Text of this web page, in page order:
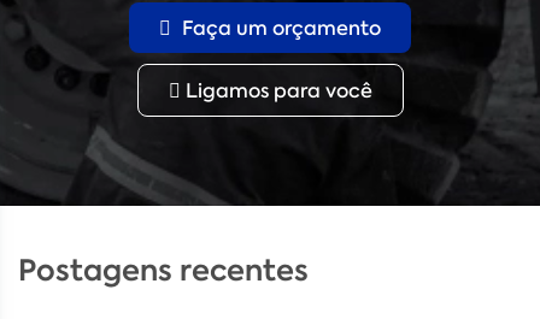
Faça um orçamento
Ligamos para você
Postagens recentes